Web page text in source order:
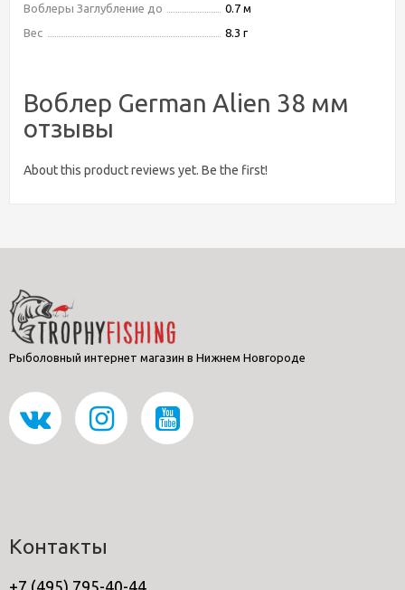
Воблеры Заглубление до
0.7 м
Вес
8.3 г
Воблер German Alien 38 мм
отзывы
About this product reviews yet. Be the first!
Рыболовный интернет магазин в Нижнем Новгороде
Контакты